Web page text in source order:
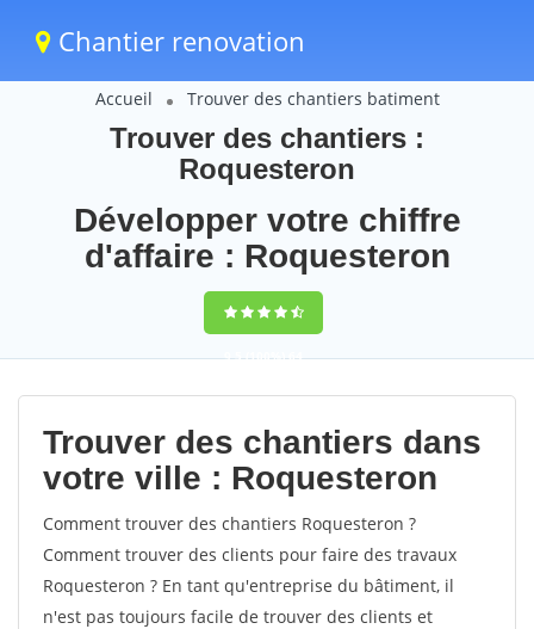
Chantier renovation
Accueil Trouver des chantiers batiment
Trouver des chantiers :
Roquesteron
Développer votre chiffre
d'affaire : Roquesteron
9,5(100%)64
votes
Trouver des chantiers dans
votre ville : Roquesteron
Comment trouver des chantiers Roquesteron ?
Comment trouver des clients pour faire des travaux
Roquesteron ? En tant qu'entreprise du bâtiment, il
n'est pas toujours facile de trouver des clients et